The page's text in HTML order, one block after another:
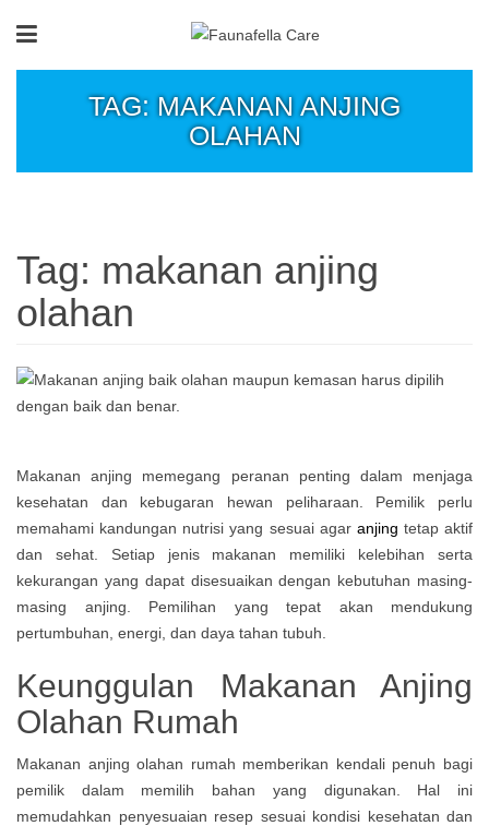
TAG: MAKANAN ANJING
OLAHAN
Tag: makanan anjing
olahan
Makanan anjing memegang peranan penting dalam menjaga
kesehatan dan kebugaran hewan peliharaan. Pemilik perlu
memahami kandungan nutrisi yang sesuai agar anjing tetap aktif
dan sehat. Setiap jenis makanan memiliki kelebihan serta
kekurangan yang dapat disesuaikan dengan kebutuhan masing-
masing anjing. Pemilihan yang tepat akan mendukung
pertumbuhan, energi, dan daya tahan tubuh.
Keunggulan Makanan Anjing
Olahan Rumah
Makanan anjing olahan rumah memberikan kendali penuh bagi
pemilik dalam memilih bahan yang digunakan. Hal ini
memudahkan penyesuaian resep sesuai kondisi kesehatan dan